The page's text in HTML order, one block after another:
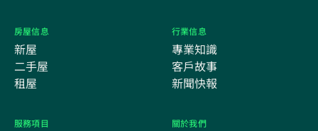
房屋信息
新屋
二手屋
租屋
行業信息
專業知識
客戶故事
新聞快報
服務項目 關於我們